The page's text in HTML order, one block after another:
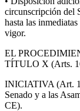
circunscripción del
hasta las
vigor.
EL
TÍTULO X (Arts.
INICIATIVA (Art.
Senado y a las
CE).